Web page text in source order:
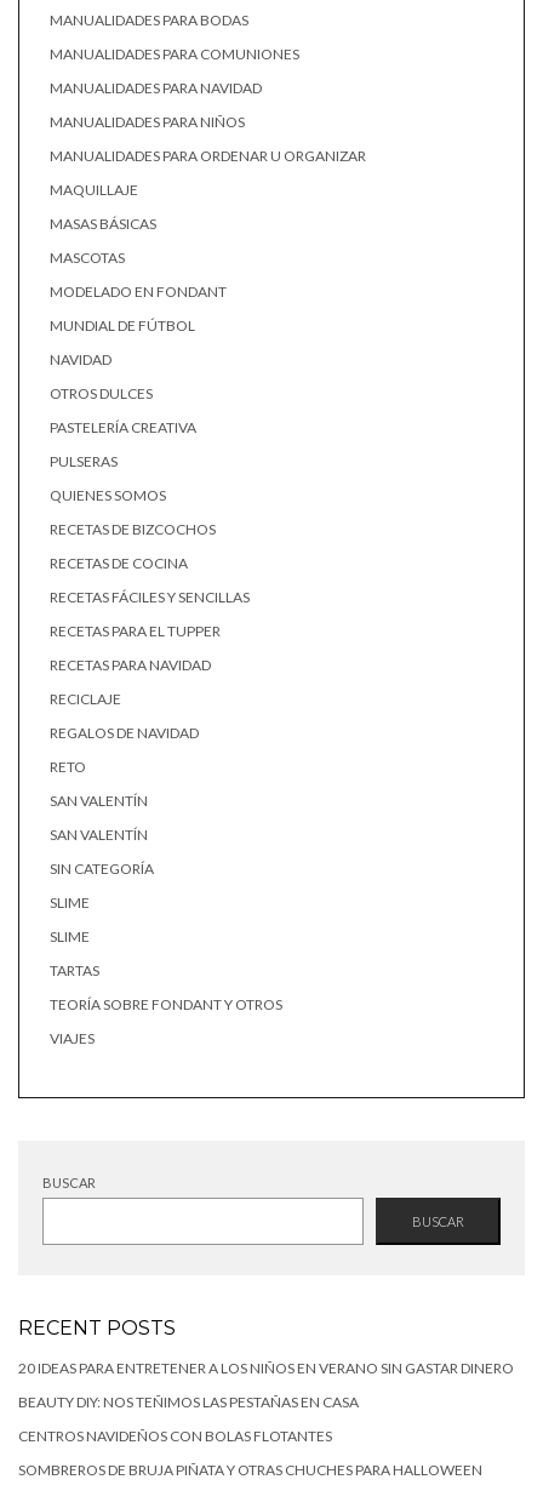
MANUALIDADES PARA BODAS
MANUALIDADES PARA COMUNIONES
MANUALIDADES PARA NAVIDAD
MANUALIDADES PARA NIÑOS
MANUALIDADES PARA ORDENAR U ORGANIZAR
MAQUILLAJE
MASAS BÁSICAS
MASCOTAS
MODELADO EN FONDANT
MUNDIAL DE FÚTBOL
NAVIDAD
OTROS DULCES
PASTELERÍA CREATIVA
PULSERAS
QUIENES SOMOS
RECETAS DE BIZCOCHOS
RECETAS DE COCINA
RECETAS FÁCILES Y SENCILLAS
RECETAS PARA EL TUPPER
RECETAS PARA NAVIDAD
RECICLAJE
REGALOS DE NAVIDAD
RETO
SAN VALENTÍN
SAN VALENTÍN
SIN CATEGORÍA
SLIME
SLIME
TARTAS
TEORÍA SOBRE FONDANT Y OTROS
VIAJES
BUSCAR
BUSCAR
RECENT POSTS
20 IDEAS PARA ENTRETENER A LOS NIÑOS EN VERANO SIN GASTAR DINERO
BEAUTY DIY: NOS TEÑIMOS LAS PESTAÑAS EN CASA
CENTROS NAVIDEÑOS CON BOLAS FLOTANTES
SOMBREROS DE BRUJA PIÑATA Y OTRAS CHUCHES PARA HALLOWEEN